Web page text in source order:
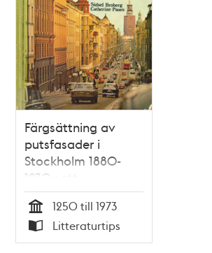
och
teman
Färgsättning av
putsfasader i
Stockholm 1880-
1930 : ett
examensarbete
utfört på KTH,
Sektionen för
Arkitektur,
Tid
1250 till 1973
Typ
Litteraturtips